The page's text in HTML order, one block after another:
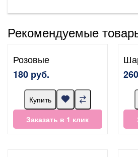
Рекомендуемые
Розовые
180 руб.
Купить
Заказать в 1 клик